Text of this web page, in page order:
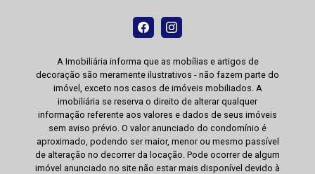
A Imobiliária informa que as mobílias e artigos de
decoração são meramente ilustrativos - não fazem parte do
imóvel, exceto nos casos de imóveis mobiliados. A
imobiliária se reserva o direito de alterar qualquer
informação referente aos valores e dados de seus imóveis
sem aviso prévio. O valor anunciado do condomínio é
aproximado, podendo ser maior, menor ou mesmo passível
de alteração no decorrer da locação. Pode ocorrer de algum
imóvel anunciado no site não estar mais disponível devido à